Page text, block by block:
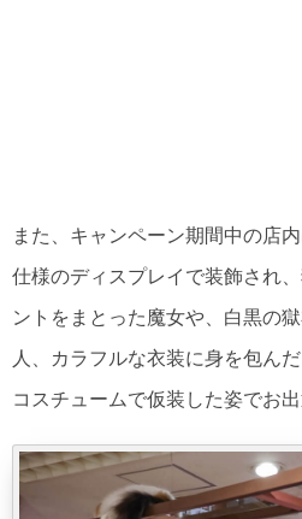
また、キャンペーン期間中の店
仕様のディスプレイで装飾され
ントをまとった魔女や、白黒の
人、カラフルな衣装に身を包ん
コスチュームで仮装した姿でお出